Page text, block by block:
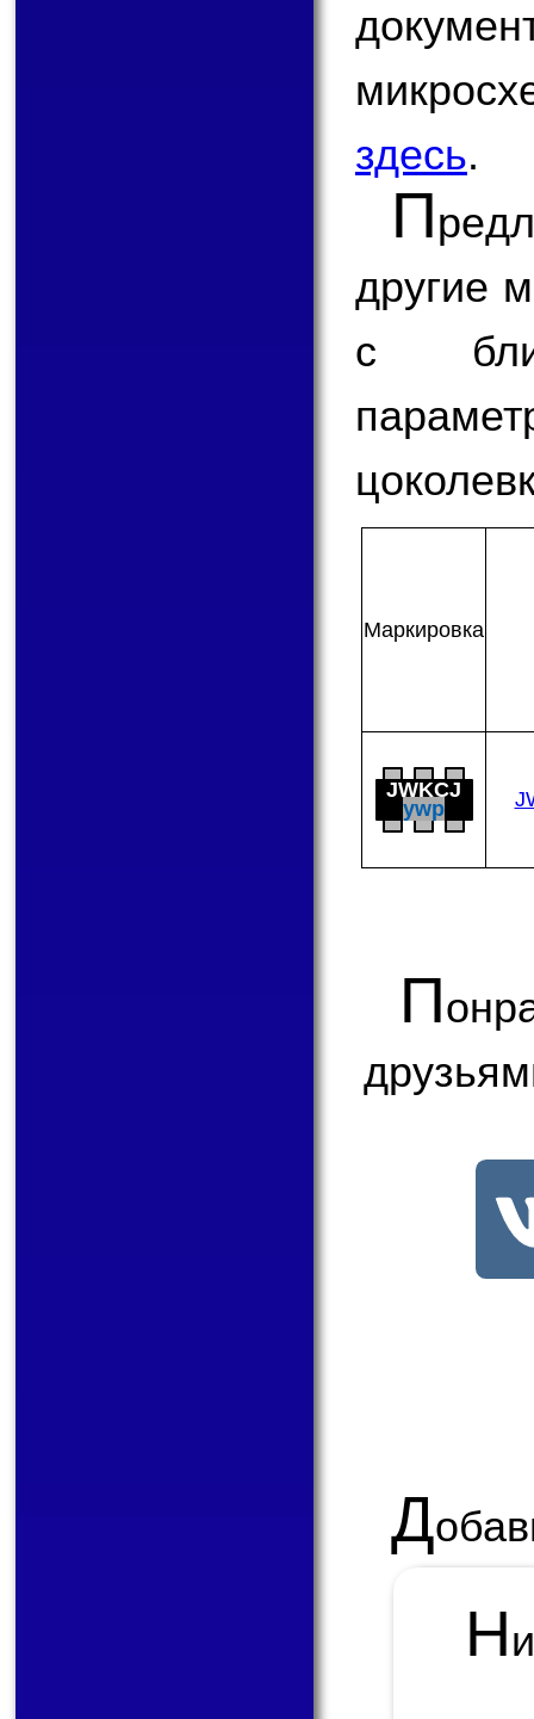
здесь.
П
другие
с
Мар­ки­ров­ка
JWKCJ
ywp
П
Д
Н